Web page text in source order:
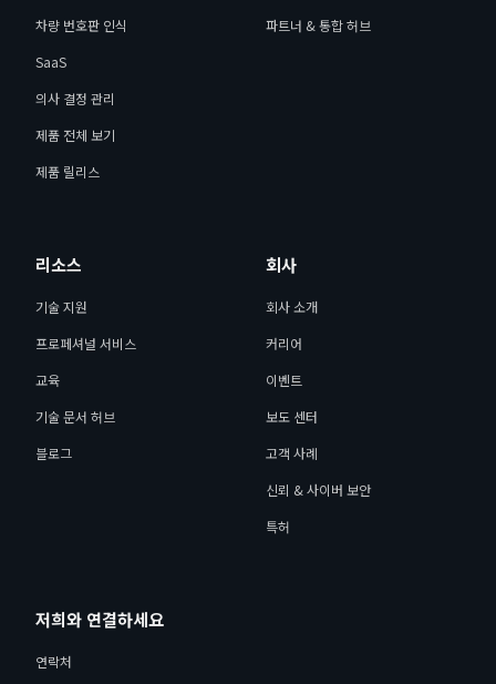
차량 번호판 인식
SaaS
의사 결정 관리
제품 전체 보기
제품 릴리스
파트너 & 통합 허브
리소스
기술 지원
프로페셔널 서비스
교육
기술 문서 허브
블로그
회사
회사 소개
커리어
이벤트
보도 센터
고객 사례
신뢰 & 사이버 보안
특허
저희와 연결하세요
연락처